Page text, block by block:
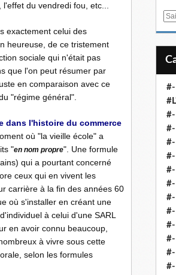
du vendredi fou, etc...
exactement celui des
heureuse, de ce tristement
sociale qui n'était pas
que l'on peut résumer par
en comparaison avec ce
"régime général".
dans l'histoire du commerce
où "la vieille école" a
"en nom propre". Une formule
qui a pourtant concerné
ceux qui en vivent les
carrière à la fin des années 60
où s'installer en créant une
à celui d'une SARL
en avoir connu beaucoup,
à vivre sous cette
selon les formules
E
#-
#-
#-
#-
#-
#-
#-
#-
#-
#-